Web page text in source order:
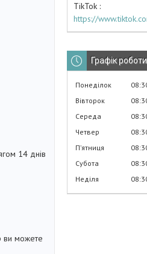
14 днів
ви можете
TikTok
https://
Графік роботи
Понеділок
Вівторок
Середа
Четвер
Пʼятниця
Субота
Неділя